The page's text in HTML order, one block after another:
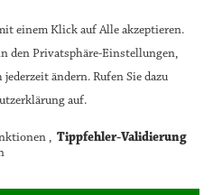
Demeter
einem Klick auf Alle akzeptieren.
den Privatsphäre-Einstellungen,
ändern. Rufen Sie dazu
auf.
, Tippfehler-Validierung